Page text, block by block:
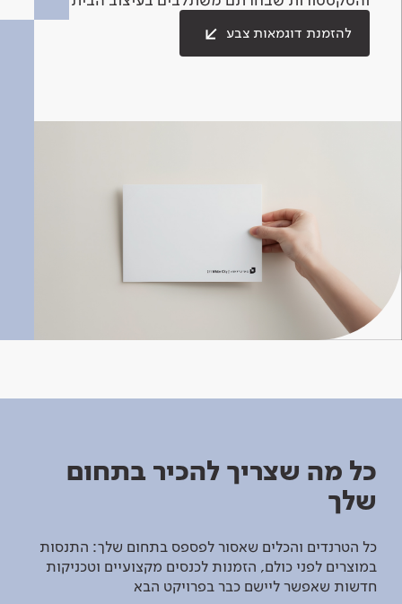
להזמנת דוגמאות צבע
כל מה שצריך להכיר בתחום
שלך
כל הטרנדים והכלים שאסור לפספס בתחום שלך: התנסות
במוצרים לפני כולם, הזמנות לכנסים מקצועיים וטכניקות
חדשות שאפשר ליישם כבר בפרויקט הבא